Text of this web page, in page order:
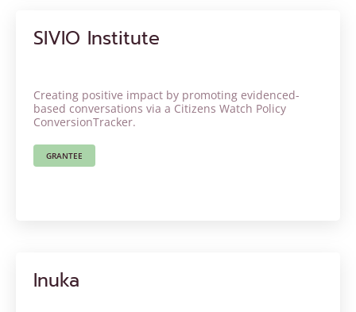
SIVIO Institute
Creating positive impact by promoting evidenced-
based conversations via a Citizens Watch Policy
ConversionTracker.
GRANTEE
Inuka